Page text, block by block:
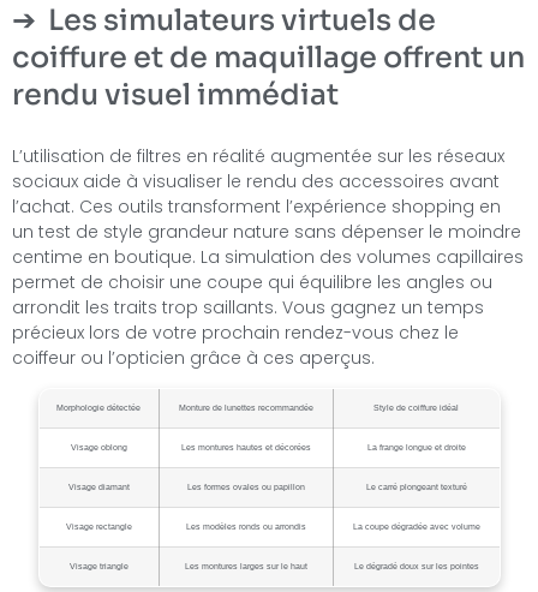
Les simulateurs virtuels de
coiffure et de maquillage offrent un
rendu visuel immédiat
L’utilisation de filtres en réalité augmentée sur les réseaux
sociaux aide à visualiser le rendu des accessoires avant
l’achat. Ces outils transforment l’expérience shopping en
un test de style grandeur nature sans dépenser le moindre
centime en boutique. La simulation des volumes capillaires
permet de choisir une coupe qui équilibre les angles ou
arrondit les traits trop saillants. Vous gagnez un temps
précieux lors de votre prochain rendez-vous chez le
coiffeur ou l’opticien grâce à ces aperçus.
Morphologie détectée Monture de lunettes recommandée Style de coiffure idéal
Visage oblong Les montures hautes et décorées La frange longue et droite
Visage diamant Les formes ovales ou papillon Le carré plongeant texturé
Visage rectangle Les modèles ronds ou arrondis La coupe dégradée avec volume
Visage triangle Les montures larges sur le haut Le dégradé doux sur les pointes